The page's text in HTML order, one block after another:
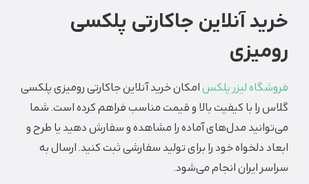
خرید آنلاین جاکارتی پلکسی
رومیزی
فروشگاه لیزر پلکسامکان خرید آنلاین جاکارتی رومیزی پلکسی
گلاس را با کیفیت بالا و قیمت مناسب فراهم کرده است. شما
می‌توانید مدل‌های آماده را مشاهده و سفارش دهید یا طرح و
ابعاد دلخواه خود را برای تولید سفارشی ثبت کنید. ارسال به
سراسر ایران انجام می‌شود.